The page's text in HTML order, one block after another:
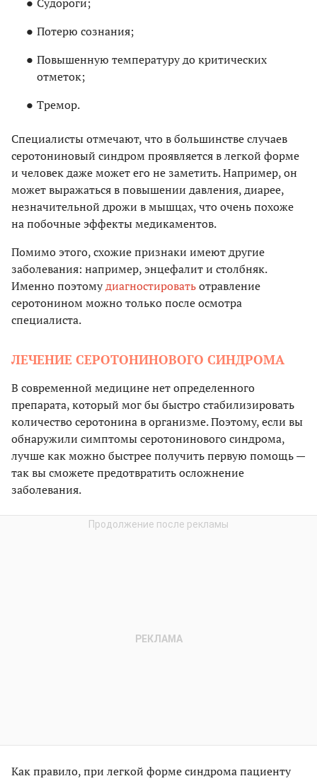
Судороги;
Потерю сознания;
Повышенную температуру до критических
отметок;
Тремор.
Специалисты отмечают, что в большинстве случаев
серотониновый синдром проявляется в легкой форме
и человек даже может его не заметить. Например, он
может выражаться в повышении давления, диарее,
незначительной дрожи в мышцах, что очень похоже
на побочные эффекты медикаментов.
Помимо этого, схожие признаки имеют другие
заболевания: например, энцефалит и столбняк.
Именно поэтомудиагностироватьотравление
серотонином можно только после осмотра
специалиста.
ЛЕЧЕНИЕ СЕРОТОНИНОВОГО СИНДРОМА
В современной медицине нет определенного
препарата, который мог бы быстро стабилизировать
количество серотонина в организме. Поэтому, если вы
обнаружили симптомы серотонинового синдрома,
лучше как можно быстрее получить первую помощь —
так вы сможете предотвратить осложнение
заболевания.
Как правило, при легкой форме синдрома пациенту